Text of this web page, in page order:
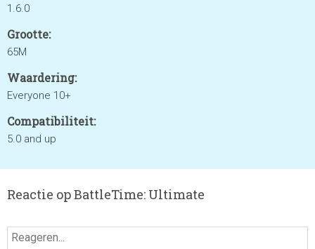
1.6.0
Grootte:
65M
Waardering:
Everyone 10+
Compatibiliteit:
5.0 and up
Reactie op BattleTime: Ultimate